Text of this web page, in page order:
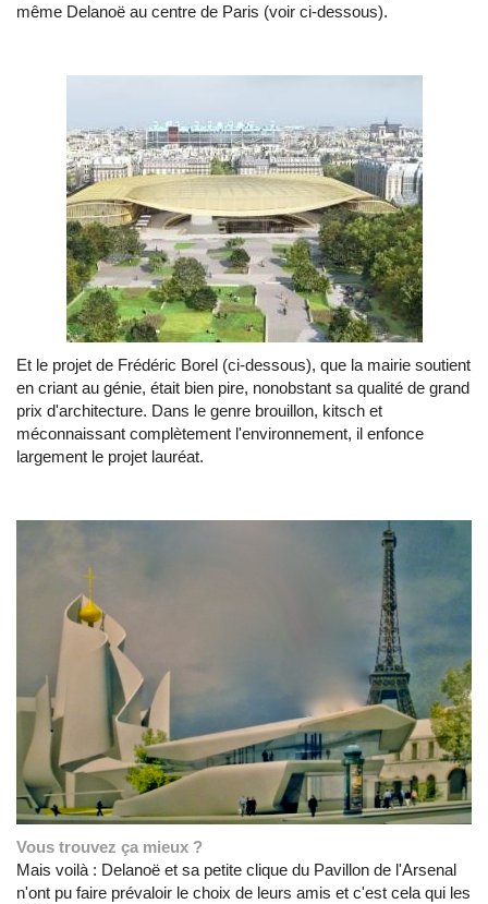
même Delanoë au centre de Paris (voir ci-dessous).
Et le projet de Frédéric Borel (ci-dessous), que la mairie soutient
en criant au génie, était bien pire, nonobstant sa qualité de grand
prix d'architecture. Dans le genre brouillon, kitsch et
méconnaissant complètement l'environnement, il enfonce
largement le projet lauréat.
Vous trouvez ça mieux ?
Mais voilà : Delanoë et sa petite clique du Pavillon de l'Arsenal
n'ont pu faire prévaloir le choix de leurs amis et c'est cela qui les